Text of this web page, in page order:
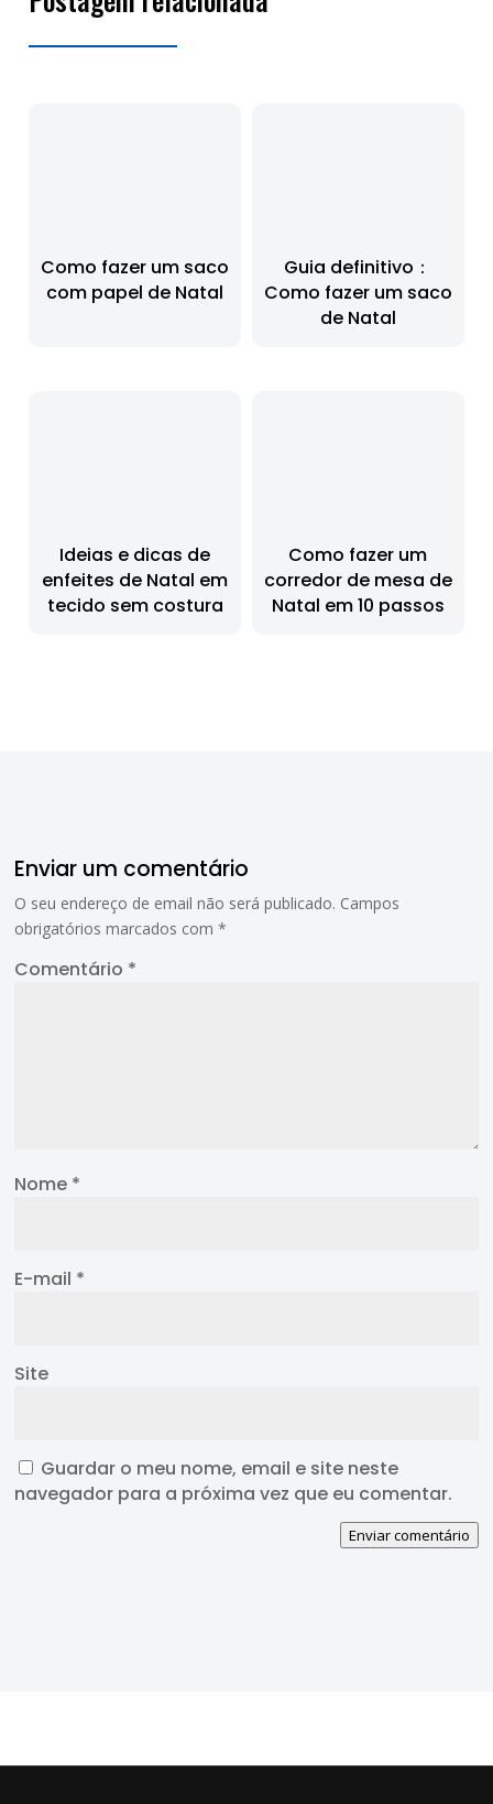
Como fazer um saco
com papel de Natal
Guia definitivo：
Como fazer um saco
de Natal
Ideias e dicas de
enfeites de Natal em
tecido sem costura
Como fazer um
corredor de mesa de
Natal em 10 passos
Enviar um comentário
O seu endereço de email não será publicado. Campos
obrigatórios marcados com*
Comentário *
Nome *
E-mail *
Site
Guardar o meu nome, email e site neste
navegador para a próxima vez que eu comentar.
Enviar comentário